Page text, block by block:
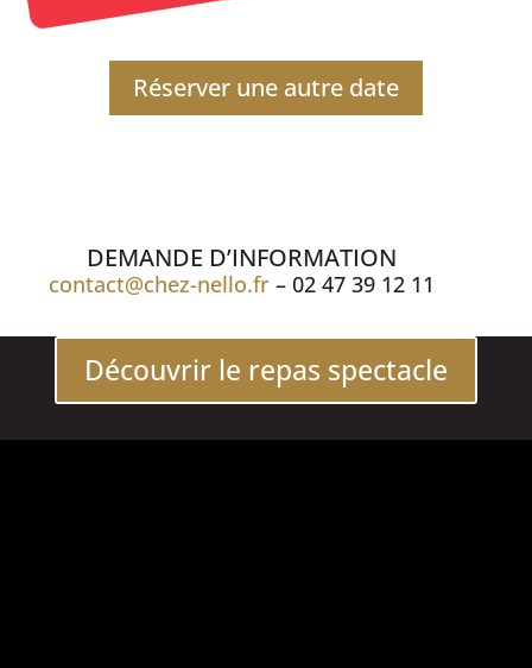
Réserver une autre date
DEMANDE D’INFORMATION
contact@chez-nello.fr – 02 47 39 12 11
Découvrir le repas spectacle